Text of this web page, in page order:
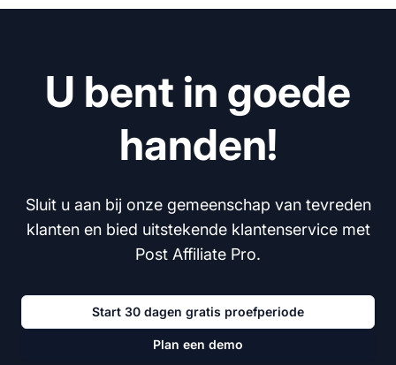
U bent in goede
handen!
Sluit u aan bij onze gemeenschap van tevreden
klanten en bied uitstekende klantenservice met
Post Affiliate Pro.
Start 30 dagen gratis proefperiode
Plan een demo